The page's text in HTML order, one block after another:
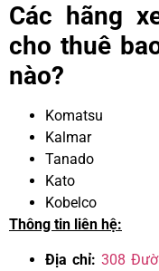
Các hãng
cho thuê
nào?
Komatsu
Kalmar
Tanado
Kato
Kobelco
Thông tin liên hệ:
Địa chỉ:308